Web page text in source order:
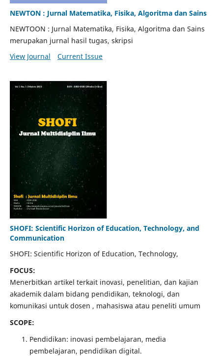
NEWTON : Jurnal Matematika, Fisika, Algoritma dan Sains
NEWTOON : Jurnal Matematika, Fisika, Algoritma dan Sains
merupakan jurnal hasil tugas, skripsi
View Journal
Current Issue
SHOFI: Scientific Horizon of Education, Technology, and
Communication
SHOFI: Scientific Horizon of Education, Technology,
FOCUS:
Menerbitkan artikel terkait inovasi, penelitian, dan kajian
akademik dalam bidang pendidikan, teknologi, dan
komunikasi untuk dosen , mahasiswa atau peneliti umum
SCOPE:
Pendidikan: inovasi pembelajaran, media
pembelajaran, pendidikan digital.